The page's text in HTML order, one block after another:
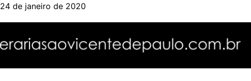
24 de janeiro de 2020